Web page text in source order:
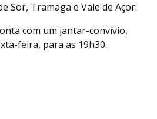
Sor, Tramaga e Vale de Açor.
com um jantar-convívio,
feira, para as 19h30.